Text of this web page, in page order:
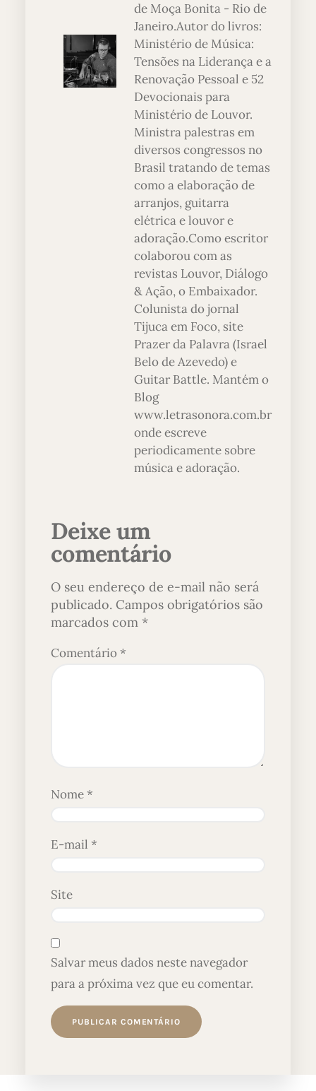
de Moça Bonita - Rio de
Janeiro.Autor do livros:
Ministério de Música:
Tensões na Liderança e a
Renovação Pessoal e 52
Devocionais para
Ministério de Louvor.
Ministra palestras em
diversos congressos no
Brasil tratando de temas
como a elaboração de
arranjos, guitarra
elétrica e louvor e
adoração.Como escritor
colaborou com as
revistas Louvor, Diálogo
& Ação, o Embaixador.
Colunista do jornal
Tijuca em Foco, site
Prazer da Palavra (Israel
Belo de Azevedo) e
Guitar Battle. Mantém o
Blog
www.letrasonora.com.br
onde escreve
periodicamente sobre
música e adoração.
Deixe um
comentário
O seu endereço de e-mail não será
publicado. Campos obrigatórios são
marcados com *
Comentário*
Nome*
E-mail *
Site
Salvar meus dados neste navegador
para a próxima vez que eu comentar.